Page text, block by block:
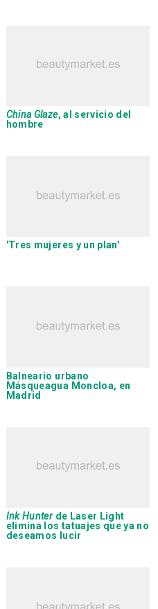
China Glaze, al servicio del
hombre
'Tres mujeres y un plan'
Balneario urbano
Másqueagua Moncloa, en
Madrid
Ink Hunterde Laser Light
elimina los tatuajes que ya no
deseamos lucir